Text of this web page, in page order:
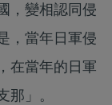
，變相認同侵
，當年日軍侵
在當年的日軍
那」。